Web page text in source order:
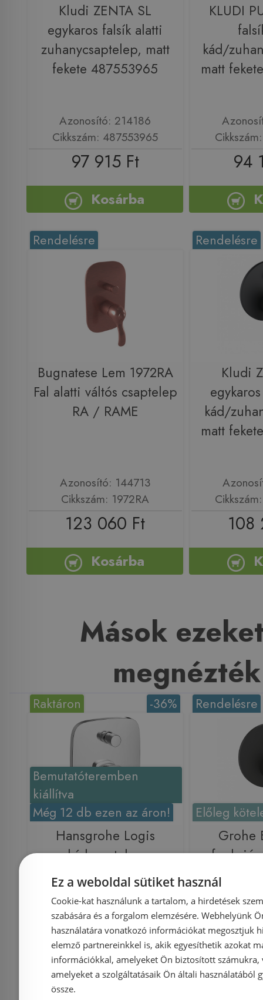
Kludi ZENTA SL
egykaros falsík alatti
zuhanycsaptelep, matt
fekete 487553965
Azonosító: 214186
Cikkszám: 487553965
97 915 Ft
Kosárba
KLUDI
kád/
matt
94
Rendelésre
Bugnatese Lem 1972RA
Fal alatti váltós csaptelep
RA / RAME
Azonosító: 144713
Cikkszám: 1972RA
123 060 Ft
Kosárba
Rendelésre
Kludi
kád/
matt
108
Mások
megnézték
Bemutatóteremben
kiállítva
Még 12 db ezen az áron!
-36%
Raktáron
Hansgrohe Logis
kádcsaptelep
színkészlet, króm
71405000
Azonosító: 143876
Cikkszám: 71405000
59 475 Ft 37 970 Ft
Rendelésre
Előleg
Grohe
Ez a weboldal sütiket használ
Cookie-kat használunk a tartalom, a hirdetések
szabására és a forgalom elemzésére. Webhelyünk
használatára vonatkozó információkat megosztjuk
elemző partnereinkkel is, akik egyesíthetik azokat
információkkal, amelyeket Ön biztosított számukra,
amelyeket a szolgáltatásaik Ön általi használatából
össze.